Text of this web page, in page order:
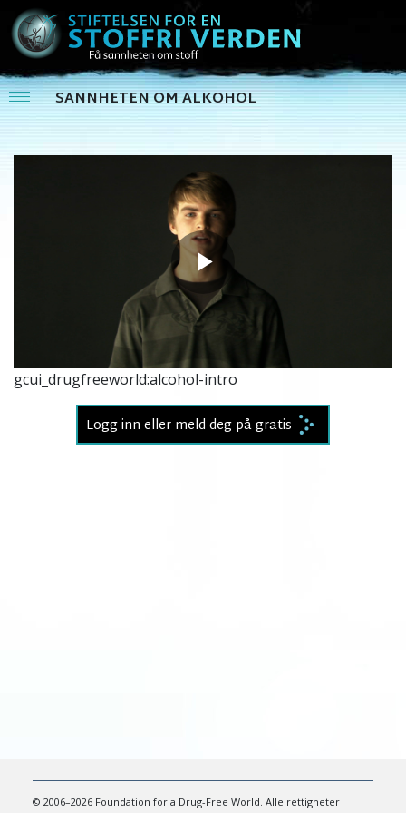
SANNHETEN OM ALKOHOL
Play
Video
gcui_drugfreeworld:alcohol-intro
Logg inn eller meld deg på gratis
© 2006–2026 Foundation for a Drug-Free World. Alle rettigheter